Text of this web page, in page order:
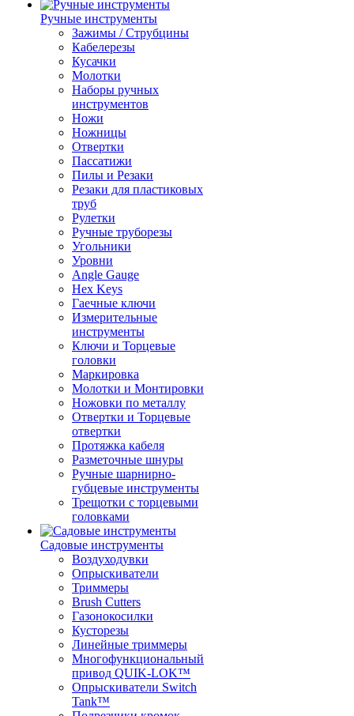
Ручные инструменты
Зажимы / Струбцины
Кабелерезы
Кусачки
Молотки
Наборы ручных
инструментов
Ножи
Ножницы
Отвертки
Пассатижи
Пилы и Резаки
Резаки для пластиковых
труб
Рулетки
Ручные труборезы
Угольники
Уровни
Angle Gauge
Hex Keys
Гаечные ключи
Измерительные
инструменты
Ключи и Торцевые
головки
Маркировка
Молотки и Монтировки
Ножовки по металлу
Отвертки и Торцевые
отвертки
Протяжка кабеля
Разметочные шнуры
Ручные шарнирно-
губцевые инструменты
Трещотки с торцевыми
головками
Садовые инструменты
Воздуходувки
Опрыскиватели
Триммеры
Brush Cutters
Газонокосилки
Кусторезы
Линейные триммеры
Многофункциональный
привод QUIK-LOK™
Опрыскиватели Switch
Tank™